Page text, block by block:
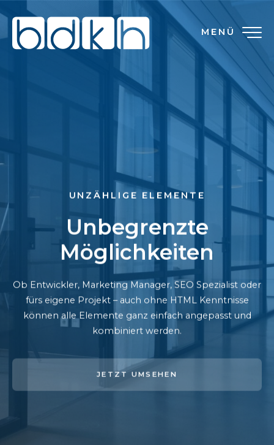
MENÜ
UNZÄHLIGE ELEMENTE
Unbegrenzte
Möglichkeiten
Ob Entwickler, Marketing Manager, SEO Spezialist oder
fürs eigene Projekt – auch ohne HTML Kenntnisse
können alle Elemente ganz einfach angepasst und
kombiniert werden.
JETZT UMSEHEN